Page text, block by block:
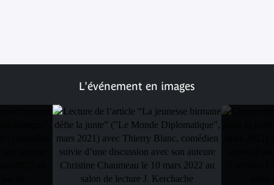
L'événement en images